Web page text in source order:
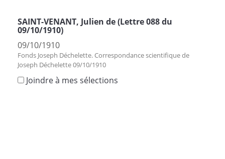
SAINT-VENANT, Julien de (Lettre 088 du
09/10/1910)
09/10/1910
Fonds Joseph Déchelette. Correspondance scientifique de
Joseph Déchelette 09/10/1910
Joindre à mes sélections